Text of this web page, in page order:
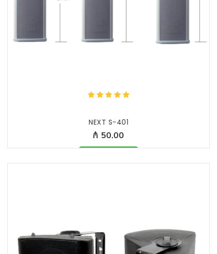
NEXT S-401
₼ 50.00
Məhsul mövcüddur